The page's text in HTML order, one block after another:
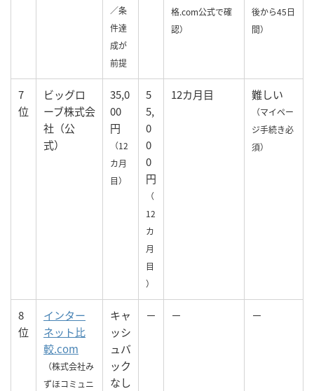
／条
件達
成が
前提
格.com公式で確
認）
後から45日
間）
7
位
ビッグロ
ーブ株式会
社（公
式）
35,0
00
円
（12
カ月
目）
5
5,
0
0
0
円
（
12
カ
月
目
）
12カ月目 難しい
（マイペー
ジ手続き必
須）
8
位
インター
ネット比
較.com
（株式会社み
ずほコミュニ
キャ
ッシ
ュバ
ック
なし
－ － －